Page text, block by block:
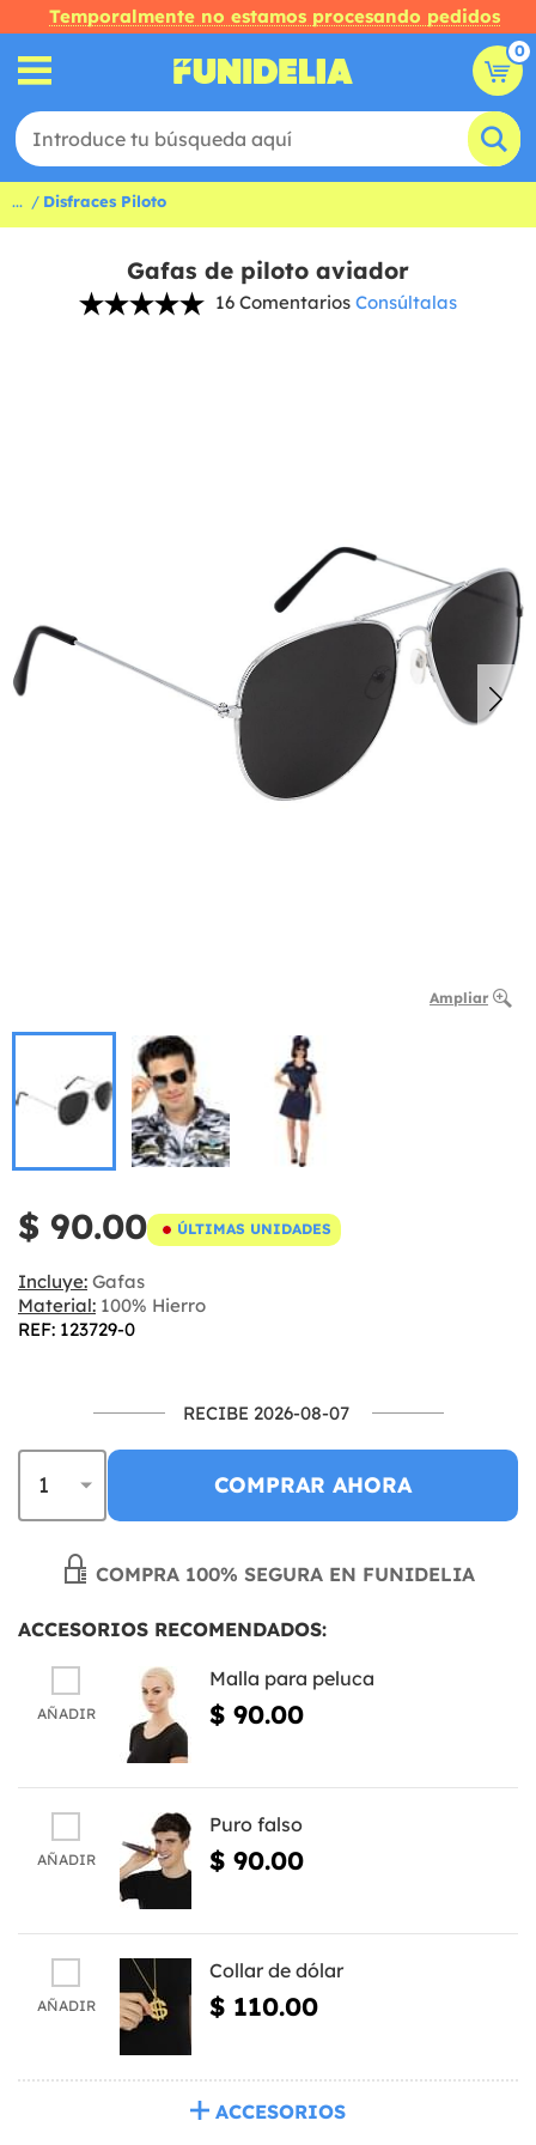
Temporalmente no estamos procesando pedidos
0
... Disfraces Piloto
Gafas de piloto aviador
16 Comentarios Consúltalas
Ampliar
$ 90.00 ÚLTIMAS UNIDADES
Incluye: Gafas
Material: 100% Hierro
REF: 123729-0
RECIBE 2026-08-07
COMPRAR AHORA
COMPRA 100% SEGURA EN FUNIDELIA
ACCESORIOS RECOMENDADOS:
AÑADIR
Malla para peluca
$ 90.00
AÑADIR
Puro falso
$ 90.00
AÑADIR
Collar de dólar
$ 110.00
ACCESORIOS